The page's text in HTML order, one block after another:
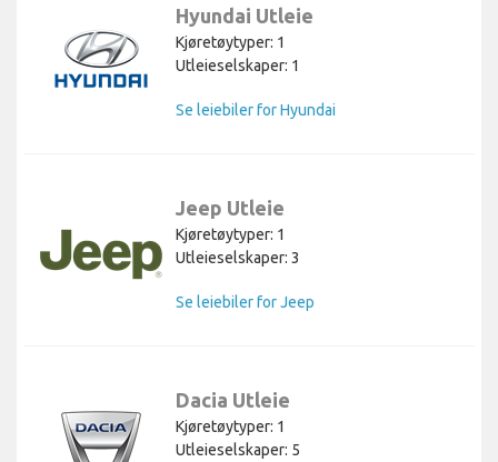
Hyundai Utleie
Kjøretøytyper: 1
Utleieselskaper: 1
Se leiebiler for Hyundai
Jeep Utleie
Kjøretøytyper: 1
Utleieselskaper: 3
Se leiebiler for Jeep
Dacia Utleie
Kjøretøytyper: 1
Utleieselskaper: 5